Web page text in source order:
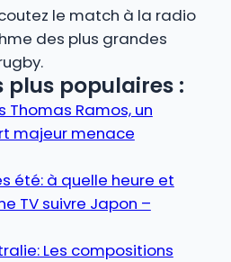
le match à la radio
des plus grandes
plus populaires :
Thomas Ramos, un
majeur menace
été: à quelle heure et
TV suivre Japon –
Les compositions